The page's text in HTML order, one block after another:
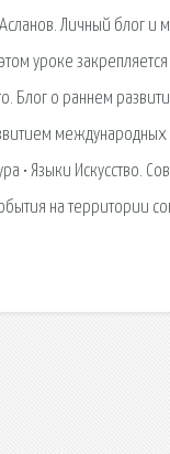
Личный блог и
уроке
Блог о раннем
• Языки Искусство.
на территории